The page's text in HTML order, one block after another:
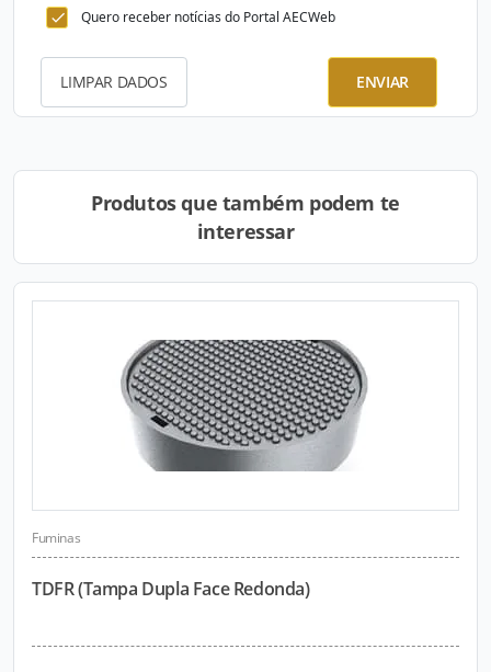
Quero receber notícias do Portal AECWeb
LIMPAR DADOS ENVIAR
Produtos que também podem te
interessar
Fuminas
TDFR (Tampa Dupla Face Redonda)